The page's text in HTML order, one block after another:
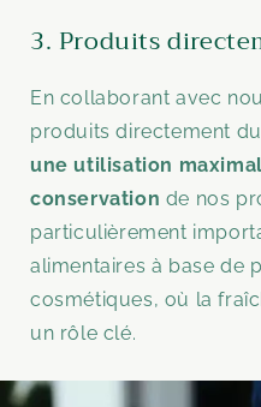
3. Produits
En collaborant avec
produits directement
une utilisation
conservation de nos
particulièrement
alimentaires à base de
cosmétiques, où la
un rôle clé.